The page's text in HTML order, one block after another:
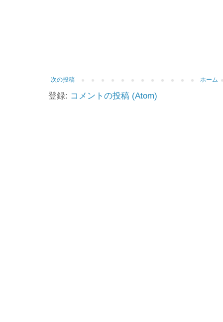
次の投稿 ホーム
登録: コメントの投稿 (Atom)